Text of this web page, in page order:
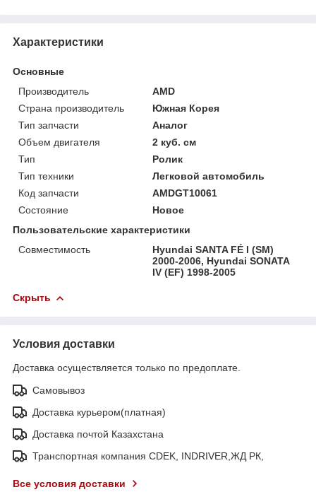
Характеристики
Основные
Производитель
AMD
Страна производитель
Южная Корея
Тип запчасти
Аналог
Объем двигателя
2 куб. см
Тип
Ролик
Тип техники
Легковой автомобиль
Код запчасти
AMDGT10061
Состояние
Новое
Пользовательские характеристики
Совместимость
Hyundai SANTA FÉ I (SM)
2000-2006, Hyundai SONATA
IV (EF) 1998-2005
Скрыть
Условия доставки
Доставка осуществляется только по предоплате.
Самовывоз
Доставка курьером(платная)
Доставка почтой Казахстана
Транспортная компания CDEK, INDRIVER,ЖД РК,
Все условия доставки